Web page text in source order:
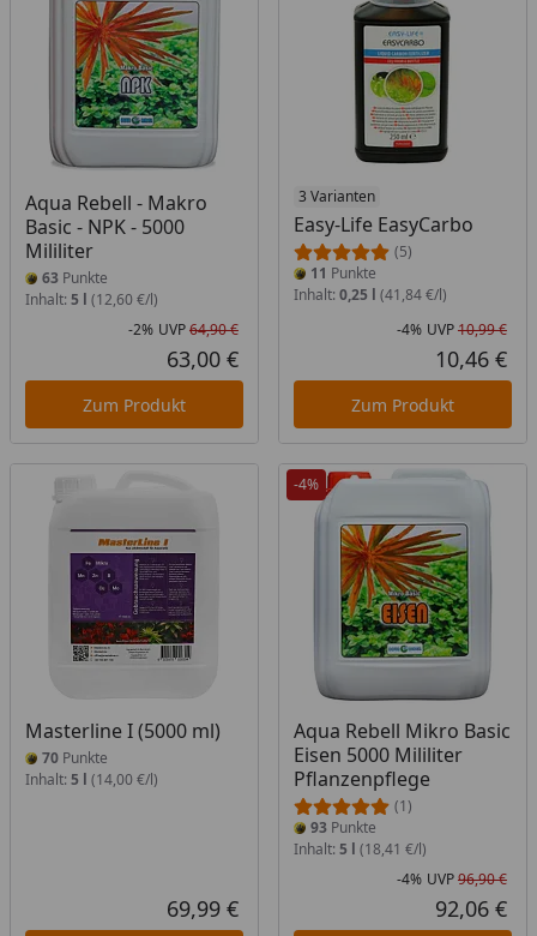
Aqua Rebell - Makro
Basic - NPK - 5000
Mililiter
63 Punkte
Inhalt: 5 l (12,60 €/l)
Rabatt in Prozent
-2%
Ursprünglicher Preis
UVP64,90 €
Aktueller Preis
63,00 €
Zum Produkt
3 Varianten
Easy-Life EasyCarbo
(5)
11 Punkte
Inhalt: 0,25 l (41,84 €/l)
-4% UVP10,99 €
10,46 €
Zum Produkt
Masterline I (5000 ml)
70 Punkte
Inhalt: 5 l (14,00 €/l)
Aktueller Preis
69,99 €
-4%
Aqua Rebell Mikro Basic
Eisen 5000 Mililiter
Pflanzenpflege
(1)
93Punkte
Inhalt: 5 l (18,41 €/l)
-4% UVP96,90 €
92,06 €